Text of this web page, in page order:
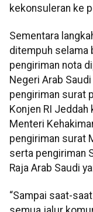
kekonsuleran ke
Sementara
ditempuh selama
pengiriman nota
Negeri Arab
pengiriman surat
Konjen RI Jeddah
Menteri
pengiriman surat
serta pengiriman
Raja Arab Saudi
“Sampai saat-